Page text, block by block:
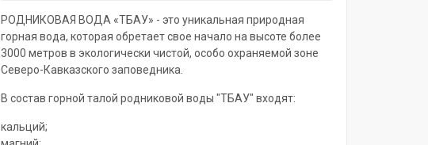
РОДНИКОВАЯ ВОДА «ТБАУ» - это уникальная природная
горная вода, которая обретает свое начало на высоте более
3000 метров в экологически чистой, особо охраняемой зоне
Северо-Кавказского заповедника.
В состав горной талой родниковой воды "ТБАУ" входят:
кальций;